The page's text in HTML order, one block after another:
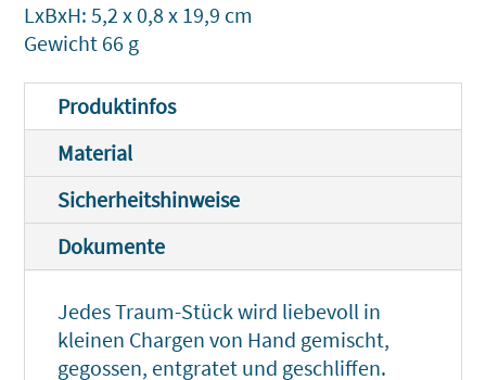
LxBxH: 5,2 x 0,8 x 19,9 cm
Gewicht 66 g
Produktinfos
Material
Sicherheitshinweise
Dokumente
Jedes Traum-Stück wird liebevoll in
kleinen Chargen von Hand gemischt,
gegossen, entgratet und geschliffen.